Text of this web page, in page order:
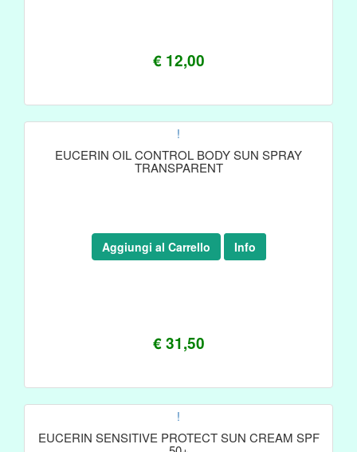
€ 12,00
!
EUCERIN OIL CONTROL BODY SUN SPRAY
TRANSPARENT
€ 31,50
Aggiungi al Carrello Info
!
EUCERIN SENSITIVE PROTECT SUN CREAM SPF